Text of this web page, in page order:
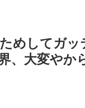
めしてガッ
、大変やか